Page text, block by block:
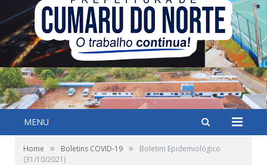
MENU
Home » Boletins COVID-19 »
Boletim Epidemiológico
(31/10/2021)